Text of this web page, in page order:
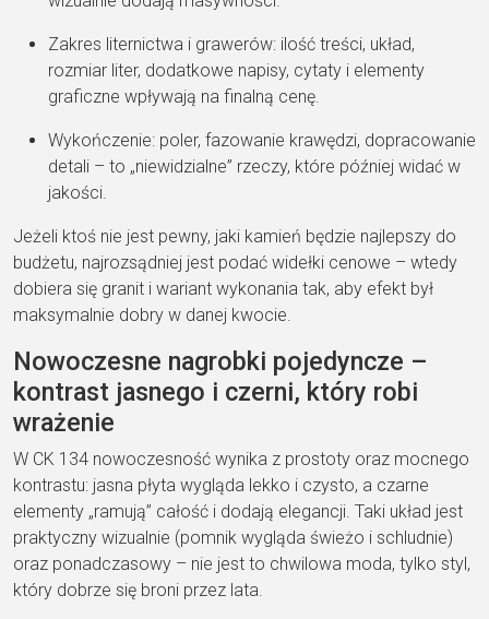
Zakres liternictwa i grawerów: ilość treści, układ,
rozmiar liter, dodatkowe napisy, cytaty i elementy
graficzne wpływają na finalną cenę.
Wykończenie: poler, fazowanie krawędzi, dopracowanie
detali – to „niewidzialne” rzeczy, które później widać w
jakości.
Jeżeli ktoś nie jest pewny, jaki kamień będzie najlepszy do
budżetu, najrozsądniej jest podać widełki cenowe – wtedy
dobiera się granit i wariant wykonania tak, aby efekt był
maksymalnie dobry w danej kwocie.
Nowoczesne nagrobki pojedyncze –
kontrast jasnego i czerni, który robi
wrażenie
W CK 134 nowoczesność wynika z prostoty oraz mocnego
kontrastu: jasna płyta wygląda lekko i czysto, a czarne
elementy „ramują” całość i dodają elegancji. Taki układ jest
praktyczny wizualnie (pomnik wygląda świeżo i schludnie)
oraz ponadczasowy – nie jest to chwilowa moda, tylko styl,
który dobrze się broni przez lata.